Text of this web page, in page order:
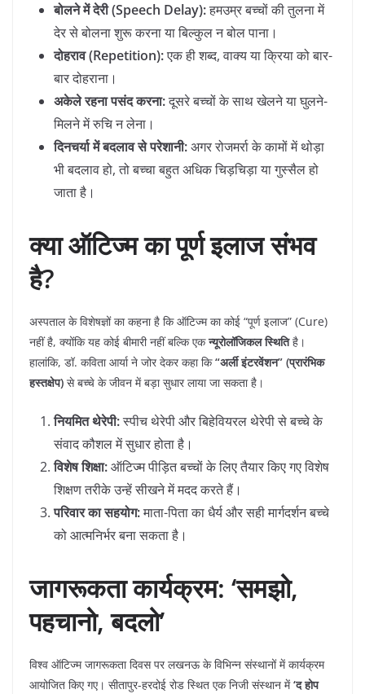
बोलने में देरी (Speech Delay):हमउम्र बच्चों की तुलना में
देर से बोलना शुरू करना या बिल्कुल न बोल पाना।
दोहराव (Repetition):एक ही शब्द, वाक्य या क्रिया को बार-
बार दोहराना।
अकेले रहना पसंद करना:दूसरे बच्चों के साथ खेलने या घुलने-
मिलने में रुचि न लेना।
दिनचर्या में बदलाव से परेशानी:अगर रोजमर्रा के कामों में थोड़ा
भी बदलाव हो, तो बच्चा बहुत अधिक चिड़चिड़ा या गुस्सैल हो
जाता है।
क्या ऑटिज्म का पूर्ण इलाज संभव
है?
​अस्पताल के विशेषज्ञों का कहना है कि ऑटिज्म का कोई “पूर्ण इलाज” (Cure)
नहीं है, क्योंकि यह कोई बीमारी नहीं बल्कि एकन्यूरोलॉजिकल स्थितिहै।
हालांकि, डॉ. कविता आर्या ने जोर देकर कहा कि“अर्ली इंटरवेंशन” (प्रारंभिक
हस्तक्षेप) से बच्चे के जीवन में बड़ा सुधार लाया जा सकता है।
नियमित थेरेपी:स्पीच थेरेपी और बिहेवियरल थेरेपी से बच्चे के
संवाद कौशल में सुधार होता है।
विशेष शिक्षा:ऑटिज्म पीड़ित बच्चों के लिए तैयार किए गए विशेष
शिक्षण तरीके उन्हें सीखने में मदद करते हैं।
परिवार का सहयोग:माता-पिता का धैर्य और सही मार्गदर्शन बच्चे
को आत्मनिर्भर बना सकता है।
जागरूकता कार्यक्रम: ‘समझो,
पहचानो, बदलो’
​विश्व ऑटिज्म जागरूकता दिवस पर लखनऊ के विभिन्न संस्थानों में कार्यक्रम
आयोजित किए गए। सीतापुर-हरदोई रोड स्थित एक निजी संस्थान में‘द होप